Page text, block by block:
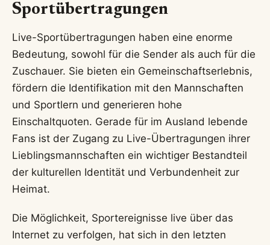
Sportübertragungen
Live-Sportübertragungen haben eine enorme
Bedeutung, sowohl für die Sender als auch für die
Zuschauer. Sie bieten ein Gemeinschaftserlebnis,
fördern die Identifikation mit den Mannschaften
und Sportlern und generieren hohe
Einschaltquoten. Gerade für im Ausland lebende
Fans ist der Zugang zu Live-Übertragungen ihrer
Lieblingsmannschaften ein wichtiger Bestandteil
der kulturellen Identität und Verbundenheit zur
Heimat.
Die Möglichkeit, Sportereignisse live über das
Internet zu verfolgen, hat sich in den letzten